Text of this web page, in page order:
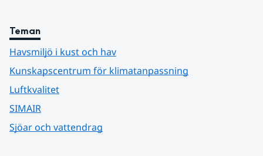
Teman
Havsmiljö i kust och hav
Kunskapscentrum för klimatanpassning
Luftkvalitet
SIMAIR
Sjöar och vattendrag